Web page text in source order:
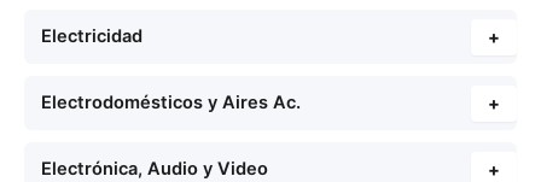
Electricidad +
Electrodomésticos y Aires Ac. +
Electrónica, Audio y Video +